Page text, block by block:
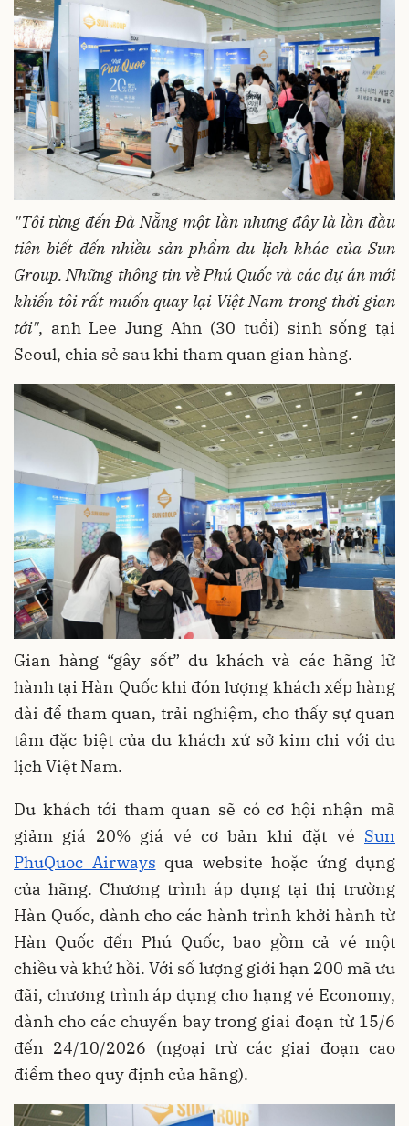
"Tôi từng đến Đà Nẵng một lần nhưng đây là lần đầu
tiên biết đến nhiều sản phẩm du lịch khác của Sun
Group. Những thông tin về Phú Quốc và các dự án mới
khiến tôi rất muốn quay lại Việt Nam trong thời gian
tới", anh Lee Jung Ahn (30 tuổi) sinh sống tại
Seoul, chia sẻ sau khi tham quan gian hàng.
Gian hàng “gây sốt” du khách và các hãng lữ
hành tại Hàn Quốc khi đón lượng khách xếp hàng
dài để tham quan, trải nghiệm, cho thấy sự quan
tâm đặc biệt của du khách xứ sở kim chi với du
lịch Việt Nam.
Du khách tới tham quan sẽ có cơ hội nhận mã
giảm giá 20% giá vé cơ bản khi đặt vé Sun
PhuQuoc Airways qua website hoặc ứng dụng
của hãng. Chương trình áp dụng tại thị trường
Hàn Quốc, dành cho các hành trình khởi hành từ
Hàn Quốc đến Phú Quốc, bao gồm cả vé một
chiều và khứ hồi. Với số lượng giới hạn 200 mã ưu
đãi, chương trình áp dụng cho hạng vé Economy,
dành cho các chuyến bay trong giai đoạn từ 15/6
đến 24/10/2026 (ngoại trừ các giai đoạn cao
điểm theo quy định của hãng).